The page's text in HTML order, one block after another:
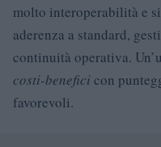
molto interoperabilità e
aderenza a standard,
continuità operativa.
costi-beneficicon
favorevoli.